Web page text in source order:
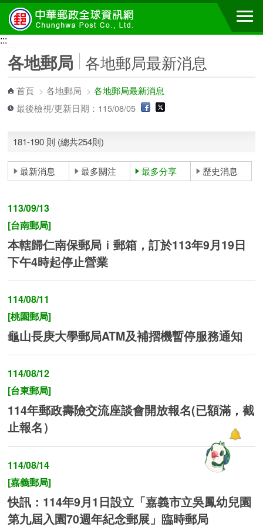
跳到主要內容區塊
:::
各地郵局 各地郵局最新消息
首頁 >各地郵局 >各地郵局最新消息
最後檢視/更新日期：115/08/05
181-190 則 (總共254則)
最新消息 最多關注 最多分享 歷史消息
113/09/13
[台南郵局]
本轄歸仁南保郵局ｉ郵箱，訂於113年9月19日
下午4時起停止營業
114/08/11
[桃園郵局]
龜山長庚大學郵局ATM及補摺機暫停服務通知
114/08/12
[台東郵局]
114年郵政壽險交流座談會開放報名(已額滿，截
止報名）
114/08/14
[嘉義郵局]
快訊：114年9月1日設立「嘉義市立吳鳳幼兒園
第九屆入園70週年紀念郵展」臨時郵局